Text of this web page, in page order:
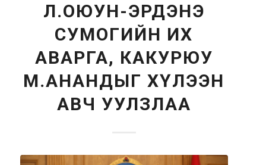
Л.ОЮУН-ЭРДЭНЭ
СУМОГИЙН ИХ
АВАРГА, КАКУРЮУ
М.АНАНДЫГ ХҮЛЭЭН
АВЧ УУЛЗЛАА